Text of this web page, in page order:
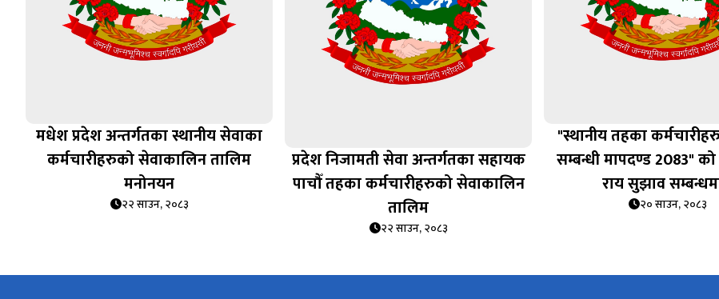
मधेश प्रदेश अन्तर्गतका स्थानीय सेवाका
कर्मचारीहरुको सेवाकालिन तालिम
मनोनयन
२२ साउन, २०८३
प्रदेश निजामती सेवा अन्तर्गतका सहायक
पाचौँ तहका कर्मचारीहरुको सेवाकालिन
तालिम
२२ साउन, २०८३
"स्थानीय तहका
सम्बन्धी मापदण्ड 2083" को
राय सुझाव
२० साउन, २०८३